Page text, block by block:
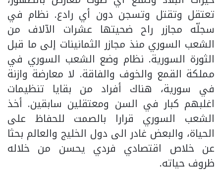
تعتقل وتقتل وتسجن دون أي رادع. نظام في
سجلّه مجازر راح ضحيتها عشرات الآلاف من
الشعب السوري منذ مجازر الثمانينات إلى ما قبل
الثورة السورية. نظام وضع الشعب السوري في
مملكة القمع والخوف والفاقة. لا معارضة وازنة
في سورية، هناك أفراد من بقايا تنظيمات
اغلبهم كبار في السن ومعتقلين سابقين. أخذ
الشعب السوري قرارا بالصمت للحفاظ على
الحياة، والبعض غادر الى دول الخليج والعالم بحثا
عن خلاص اقتصادي فردي يحسن من خلاله
ظروف حياته.